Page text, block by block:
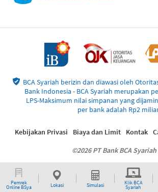
Pemrek
Online BSya Lokasi Simulasi Klik BCA
Syariah
BCA Syariah berizin dan diawasi oleh
Bank Indonesia - BCA Syariah merupakan
LPS-Maksimum nilai simpanan yang
per bank adalah Rp2
©2026 PT Bank BCA Syariah
Kebijakan Privasi Biaya dan Limit Kontak